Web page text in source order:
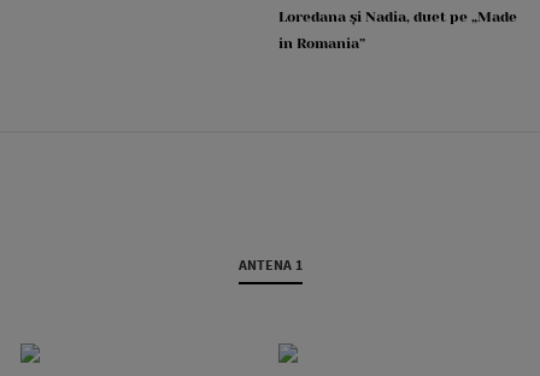
Loredana și Nadia, duet pe „Made
in Romania”
ANTENA 1